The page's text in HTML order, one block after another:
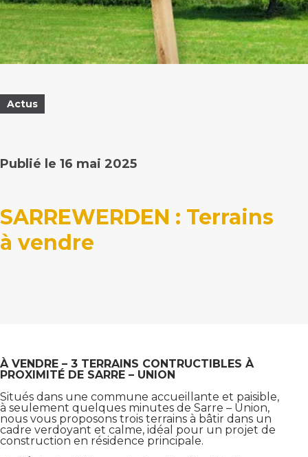
Actus
Publié le 16 mai 2025
SARREWERDEN : Terrains
à vendre
À VENDRE – 3 TERRAINS CONTRUCTIBLES À
PROXIMITÉ DE SARRE – UNION
Situés dans une commune accueillante et paisible,
à seulement quelques minutes de Sarre – Union,
nous vous proposons trois terrains à bâtir dans un
cadre verdoyant et calme, idéal pour un projet de
construction en résidence principale.